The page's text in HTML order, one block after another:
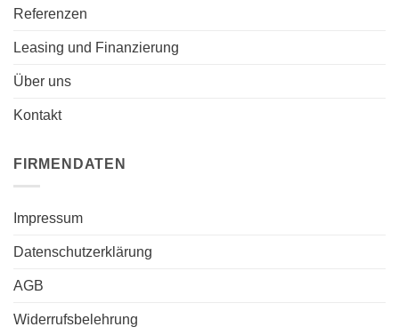
Referenzen
Leasing und Finanzierung
Über uns
Kontakt
FIRMENDATEN
Impressum
Datenschutzerklärung
AGB
Widerrufsbelehrung